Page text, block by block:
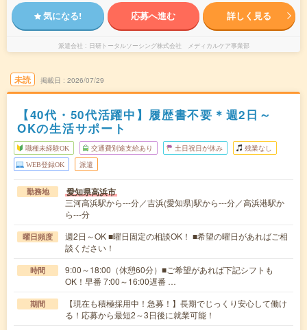
気になる! 応募へ進む 詳しく見る
派遣会社 日研トータルソーシング株式会社 メディカルケア事業部
未読 掲載日 2026/07/29
【40代・50代活躍中】履歴書不要＊週2日～
OKの生活サポート
職種未経験OK 交通費別途支給あり 土日祝日が休み 残業なし
WEB登録OK 派遣
勤務地 愛知県高浜市
三河高浜駅から---分／吉浜(愛知県)駅から---分／高浜港駅か
ら---分
曜日頻度
週2日～OK ■曜日固定の相談OK！ ■希望の曜日があればご相
談ください！
時間
9:00～18:00（休憩60分）■ご希望があれば下記シフトも
OK！早番 7:00～16:00遅番 …
期間
【現在も積極採用中！急募！】長期でじっくり安心して働け
る！応募から最短2～3日後に就業可能！